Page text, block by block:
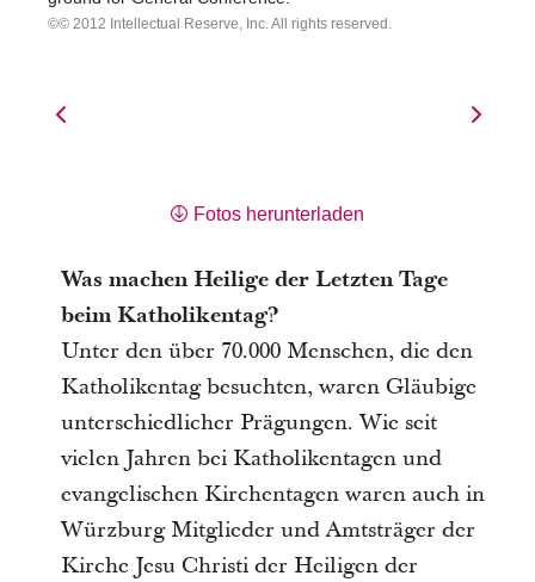
© 2012 Intellectual Reserve, Inc. All rights reserved.
Fotos herunterladen
Was machen Heilige der Letzten Tage
beim Katholikentag?
Unter den über 70.000 Menschen, die den
Katholikentag besuchten, waren Gläubige
unterschiedlicher Prägungen. Wie seit
vielen Jahren bei Katholikentagen und
evangelischen Kirchentagen waren auch in
Würzburg Mitglieder und Amtsträger der
Kirche Jesu Christi der Heiligen der